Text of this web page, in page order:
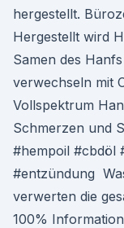
hergestellt.
Hergestellt wird
Samen des
verwechseln mit
Vollspektrum
Schmerzen und
#hempoil #cbdöl
#entzündung
verwerten die
100%